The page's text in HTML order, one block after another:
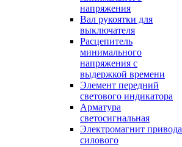
напряжения
Вал рукоятки для
выключателя
Расцепитель
минимального
напряжения с
выдержкой времени
Элемент передний
светового индикатора
Арматура
светосигнальная
Электромагнит привода
силового